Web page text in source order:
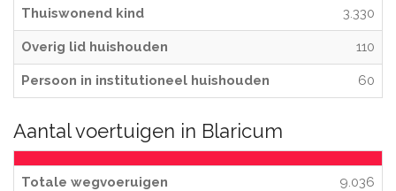
Thuiswonend kind 3.330
Overig lid huishouden 110
Persoon in institutioneel huishouden 60
Aantal voertuigen in Blaricum
Totale wegvoeruigen 9.036